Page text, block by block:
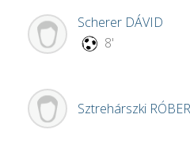
Scherer DÁVID
8'
Sztrehárszki